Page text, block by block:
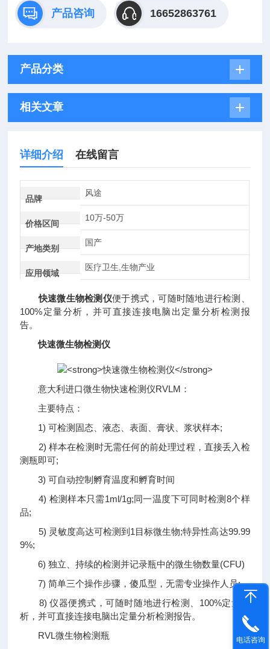
产品咨询 16652863761
产品分类
相关文章
详细介绍 在线留言
品牌
风途
价格区间
10万-50万
产地类别
国产
应用领域
医疗卫生,生物产业
快速微生物检测仪便于携式，可随时随地进行检测、
100%定量分析，并可直接连接电脑出定量分析检测报
告。
快速微生物检测仪
意大利进口微生物快速检测仪RVLM：
主要特点：
1) 可检测固态、液态、表面、膏状、浆状样本;
2) 样本在检测时无需任何的前处理过程，直接丢入检
测瓶即可;
3) 可自动控制孵育温度和孵育时间
4) 检测样本只需1ml/1g;同一温度下可同时检测8个样
品;
5) 灵敏度高达可检测到1目标微生物;特异性高达99.99
9%;
6) 独立、持续的检测并记录瓶中的微生物数量(CFU)
7) 简单三个操作步骤，傻瓜型，无需专业操作人员;
8) 仪器便携式，可随时随地进行检测、100%定量分
析，并可直接连接电脑出定量分析检测报告。
RVL微生物检测瓶
电话咨询